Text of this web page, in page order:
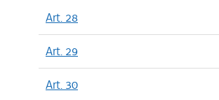
Art. 28
Art. 29
Art. 30